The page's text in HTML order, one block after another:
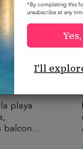
10.0
playa
balcones
*By completing this
unsubscribe at any
I'll